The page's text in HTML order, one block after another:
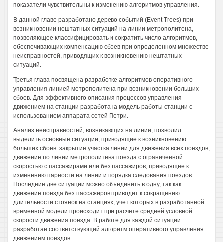
показатели чувствительны к изменению алгоритмов управления.
В данной главе разработано дерево событий (Event Trees) при
возникновении нештатных ситуаций на линии метрополитена,
позволяющее классифицировать и сократить число алгоритмов,
обеспечивающих компенсацию сбоев при определенном множестве
неисправностей, приводящих к возникновению нештатных
ситуаций.
Третья глава посвящена разработке алгоритмов оперативного
управления линией метрополитена при возникновении больших
сбоев. Для эффективного описания процессов управления
движением на станции разработана модель работы станции с
использованием аппарата сетей Петри.
Анализ неисправностей, возникающих на линии, позволил
выделить основные ситуации, приводящие к возникновению
больших сбоев: закрытие участка линии для движения всех поездов;
движение по линии метрополитена поезда с ограниченной
скоростью с пассажирами или без пассажиров, приводящее к
изменению парности на линии и порядка следования поездов.
Последние две ситуации можно объединить в одну, так как
движение поезда без пассажиров приводит к сокращению
длительности стоянок на станциях, учет которых в разработанной
временной модели происходит при расчете средней условной
скорости движения поезда. В работе для каждой ситуации
разработан соответствующий алгоритм оперативного управления
движением поездов.